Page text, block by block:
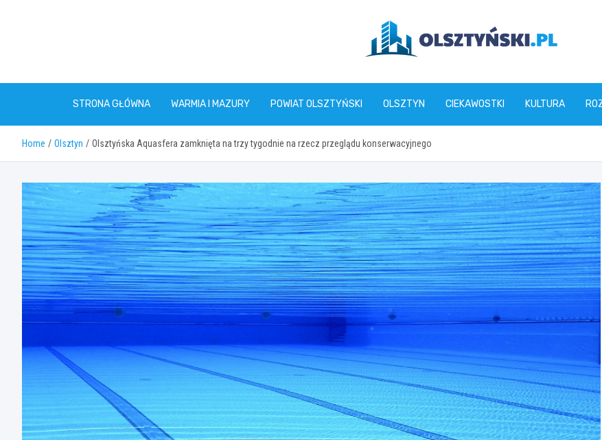
olsztynski.pl
STRONA GŁÓWNA WARMIA I MAZURY POWIAT OLSZTYŃSKI OLSZTYN CIEKAWOSTKI KULTURA
Home Olsztyn Olsztyńska Aquasfera zamknięta na trzy tygodnie na rzecz przeglądu konserwacyjnego